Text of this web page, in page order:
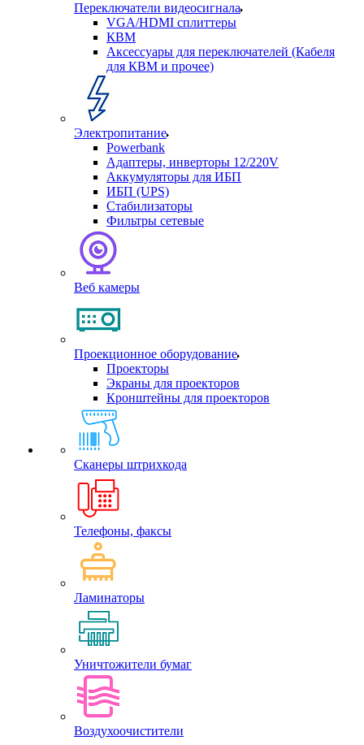
Переключатели видеосигнала
VGA/HDMI сплиттеры
КВМ
Аксессуары для переключателей (Кабеля
для КВМ и прочее)
Электропитание
Powerbank
Адаптеры, инверторы 12/220V
Аккумуляторы для ИБП
ИБП (UPS)
Стабилизаторы
Фильтры сетевые
Веб камеры
Проекционное оборудование
Проекторы
Экраны для проекторов
Кронштейны для проекторов
Сканеры штрихкода
Телефоны, факсы
Ламинаторы
Уничтожители бумаг
Воздухоочистители